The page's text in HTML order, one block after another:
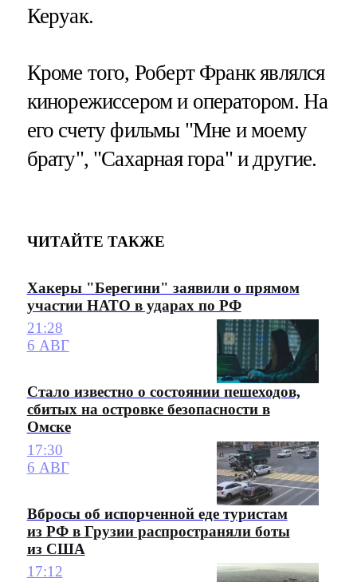
Керуак.
Кроме того, Роберт Франк являлся
кинорежиссером и оператором. На
его счету фильмы "Мне и моему
брату", "Сахарная гора" и другие.
ЧИТАЙТЕ ТАКЖЕ
Хакеры "Берегини" заявили о прямом
участии НАТО в ударах по РФ
21:28
6 АВГ
Стало известно о состоянии пешеходов,
сбитых на островке безопасности в
Омске
17:30
6 АВГ
Вбросы об испорченной еде туристам
из РФ в Грузии распространяли боты
из США
17:12